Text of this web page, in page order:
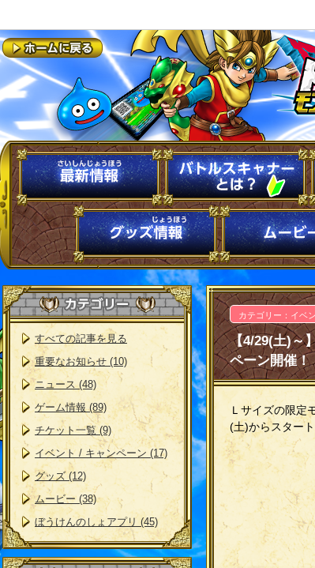
カテゴリー：イベ
【4/29(土)～
ペーン開催！
Ｌサイズの限定
(土)からスタート
すべての記事を見る
重要なお知らせ (10)
ニュース (48)
ゲーム情報 (89)
チケット一覧 (9)
イベント / キャンペーン (17)
グッズ (12)
ムービー (38)
ぼうけんのしょアプリ (45)